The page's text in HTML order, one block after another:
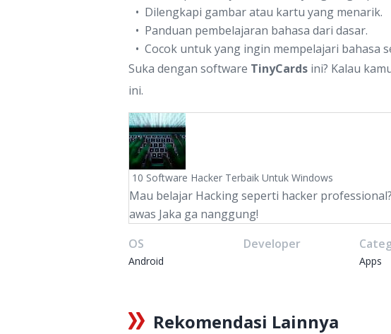
Dilengkapi gambar atau kartu yang menarik.
Panduan pembelajaran bahasa dari dasar.
Cocok untuk yang ingin mempelajari bahasa
Suka dengan software TinyCards ini? Kalau
ini.
10 Software Hacker Terbaik Untuk Windows
Mau belajar Hacking seperti hacker
awas Jaka ga nanggung!
OS
Android
Developer
Apps
Rekomendasi Lainnya